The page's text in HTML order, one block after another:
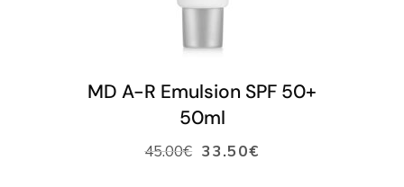
LISÄÄ OSTOSKORIIN
MD A-R Emulsion SPF 50+
50ml
45.00€ 33.50€